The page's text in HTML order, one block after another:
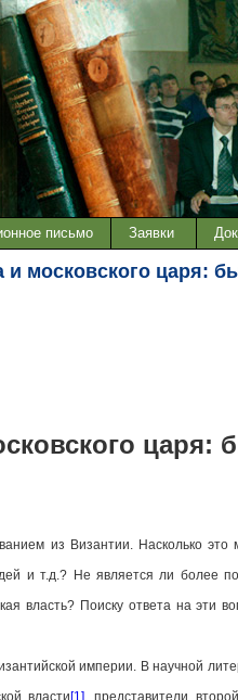
письмо Заявки
московского царя:
из Византии. Насколько это
и т.д.? Не является ли более
власть? Поиску ответа на эти
империи. В научной
власти[1], представители